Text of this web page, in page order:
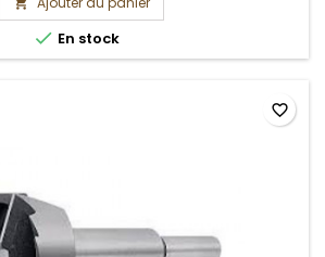
 En stock
favorite_border